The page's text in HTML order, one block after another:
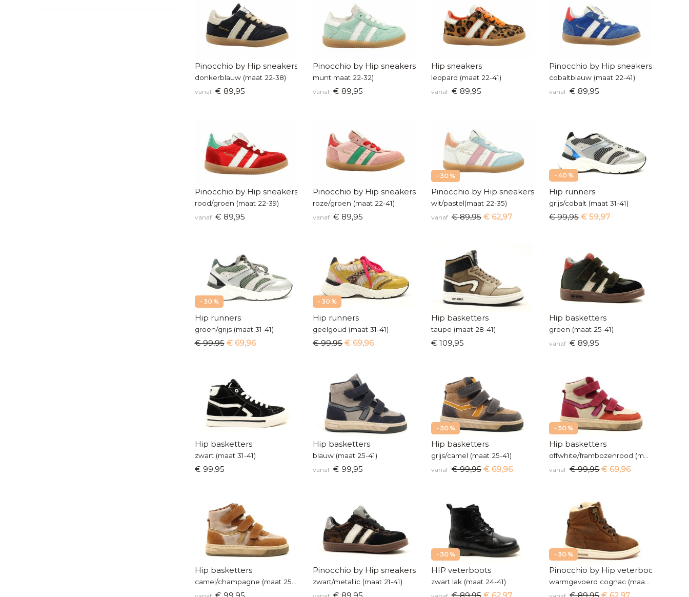
Pinocchio by Hip sneakers
donkerblauw (maat 22-38)
vanaf € 89,95
Pinocchio by Hip sneakers
munt maat 22-32)
vanaf € 89,95
Hip sneakers
leopard (maat 22-41)
vanaf € 89,95
Pinocchio by Hip sneakers
cobaltblauw (maat 22-41)
vanaf € 89,95
Pinocchio by Hip sneakers
rood/groen (maat 22-39)
vanaf € 89,95
Pinocchio by Hip sneakers
roze/groen (maat 22-41)
vanaf € 89,95
- 30 %
Pinocchio by Hip sneakers
wit/pastel(maat 22-35)
vanaf € 89,95 € 62,97
- 40 %
Hip runners
grijs/cobalt (maat 31-41)
€ 99,95 € 59,97
- 30 %
Hip runners
groen/grijs (maat 31-41)
€ 99,95 € 69,96
- 30 %
Hip runners
geelgoud (maat 31-41)
€ 99,95 € 69,96
Hip basketters
taupe (maat 28-41)
€ 109,95
Hip basketters
groen (maat 25-41)
vanaf € 89,95
Hip basketters
zwart (maat 31-41)
€ 99,95
Hip basketters
blauw (maat 25-41)
vanaf € 99,95
- 30 %
Hip basketters
grijs/camel (maat 25-41)
vanaf € 99,95 € 69,96
- 30 %
Hip basketters
vanaf € 99,95 € 69,96
Hip basketters
€ 99,95
Pinocchio by Hip sneakers
zwart/metallic (maat 21-41)
€ 89,95
- 30 %
HIP veterboots
zwart lak (maat 24-41)
€ 89,95 € 62,97
- 30 %
Pinocchio by Hip veterboots
€ 89,95 € 62,97